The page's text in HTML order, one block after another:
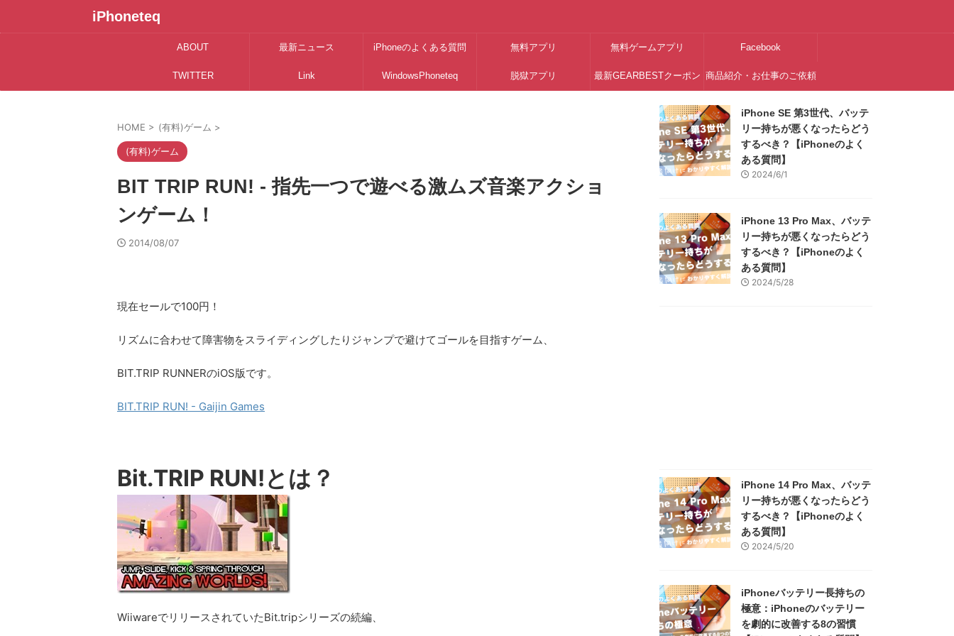
iPhoneteq
ABOUT 最新ニュース iPhoneのよくある質問 無料アプリ 無料ゲームアプリ Facebook
TWITTER Link WindowsPhoneteq 脱獄アプリ 最新GEARBESTクーポン 商品紹介・お仕事のご依頼
HOME > (有料)ゲーム >
(有料)ゲーム
BIT TRIP RUN! - 指先一つで遊べる激ムズ音楽アクショ
ンゲーム！
2014/08/07
現在セールで100円！
リズムに合わせて障害物をスライディングしたりジャンプで避けてゴールを目指すゲーム、
BIT.TRIP RUNNERのiOS版です。
BIT.TRIP RUN! - Gaijin Games
Bit.TRIP RUN!とは？
WiiwareでリリースされていたBit.tripシリーズの続編、
iPhone SE 第3世代、バッテ
リー持ちが悪くなったらどう
するべき？【iPhoneのよく
ある質問】
2024/6/1
iPhone 13 Pro Max、バッテ
リー持ちが悪くなったらどう
するべき？【iPhoneのよく
ある質問】
2024/5/28
iPhone 14 Pro Max、バッテ
リー持ちが悪くなったらどう
するべき？【iPhoneのよく
ある質問】
2024/5/20
iPhoneバッテリー長持ちの
極意：iPhoneのバッテリー
を劇的に改善する8の習慣